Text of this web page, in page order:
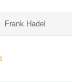
Frank Hadel